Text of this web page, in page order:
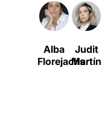
Alba
Florejachs
Judit
Martín